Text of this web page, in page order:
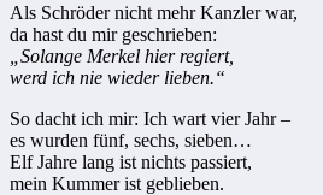
Als Schröder nicht mehr Kanzler war,
da hast du mir geschrieben:
„Solange Merkel hier regiert,
werd ich nie wieder lieben.“
So dacht ich mir: Ich wart vier Jahr –
es wurden fünf, sechs, sieben…
Elf Jahre lang ist nichts passiert,
mein Kummer ist geblieben.